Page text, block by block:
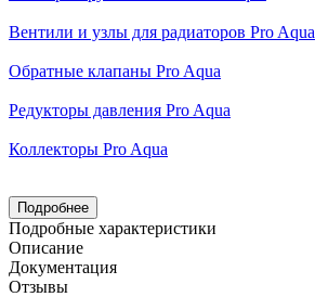
Вентили и узлы для радиаторов Pro Aqua
Обратные клапаны Pro Aqua
Редукторы давления Pro Aqua
Коллекторы Pro Aqua
Подробнее
Подробные характеристики
Описание
Документация
Отзывы